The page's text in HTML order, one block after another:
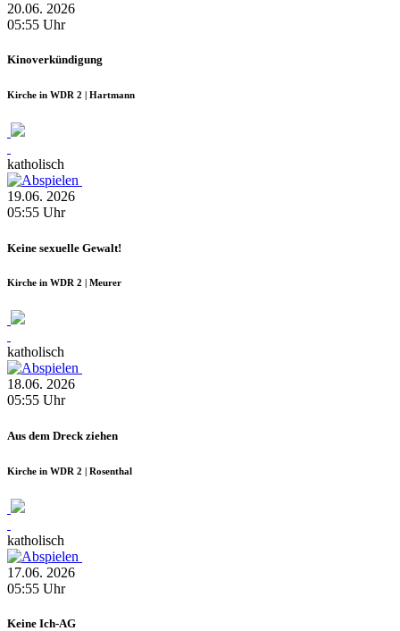
20.06. 2026
05:55 Uhr
Kinoverkündigung
Kirche in WDR 2 | Hartmann
katholisch
19.06. 2026
05:55 Uhr
Keine sexuelle Gewalt!
Kirche in WDR 2 | Meurer
katholisch
18.06. 2026
05:55 Uhr
Aus dem Dreck ziehen
Kirche in WDR 2 | Rosenthal
katholisch
17.06. 2026
05:55 Uhr
Keine Ich-AG